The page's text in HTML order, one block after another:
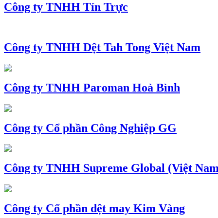
Công ty TNHH Tín Trực
Công ty TNHH Dệt Tah Tong Việt Nam
Công ty TNHH Paroman Hoà Bình
Công ty Cổ phần Công Nghiệp GG
Công ty TNHH Supreme Global (Việt
Công ty Cổ phần dệt may Kim Vàng